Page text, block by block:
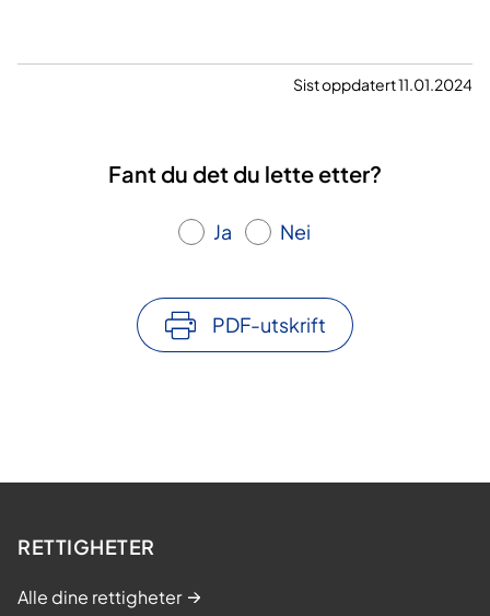
Sist oppdatert 11.01.2024
Fant du det du lette etter?
Ja Nei
PDF-utskrift
RETTIGHETER
Alle dine rettigheter